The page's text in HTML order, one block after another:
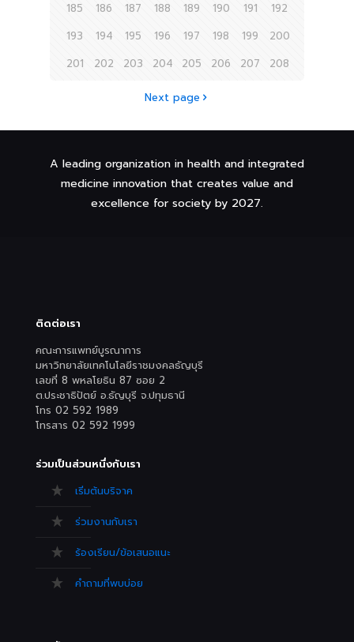
185
186 187 188 189 190 191
192
193
194 195 196 197 198 199
200
201
202 203 204 205 206 207 208
Next page
A leading organization in health and integrated
medicine innovation that creates value and
excellence for society by 2027.
ติดต่อเรา
คณะการแพทย์บูรณาการ
มหาวิทยาลัยเทคโนโลยีราชมงคลธัญบุรี
เลขที่ 8 พหลโยธิน 87 ซอย 2
ต.ประชาธิปัตย์ อ.ธัญบุรี จ.ปทุมธานี
โทร 02 592 1989
โทรสาร 02 592 1999
ร่วมเป็นส่วนหนึ่งกับเรา
เริ่มต้นบริจาค
ร่วมงานกับเรา
ร้องเรียน/ข้อเสนอแนะ
คำถามที่พบบ่อย